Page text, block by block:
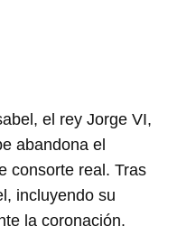
el rey Jorge VI,
abandona el
consorte real. Tras
incluyendo su
la coronación.